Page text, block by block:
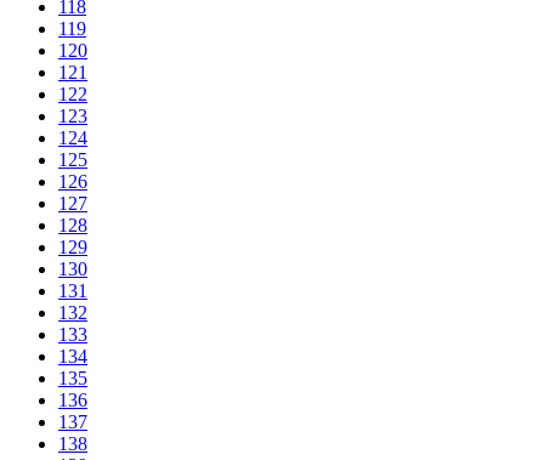
118
119
120
121
122
123
124
125
126
127
128
129
130
131
132
133
134
135
136
137
138